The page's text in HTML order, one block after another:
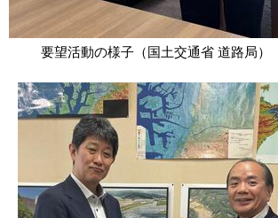
要望活動の様子（国土交通省 道路局）